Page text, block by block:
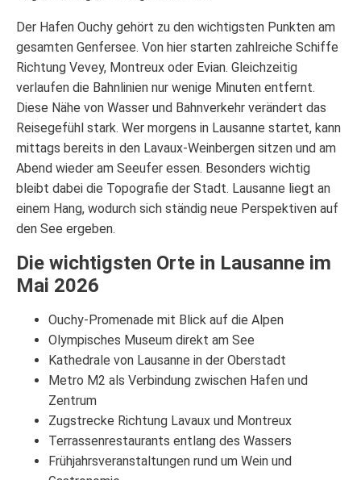
Der Hafen Ouchy gehört zu den wichtigsten Punkten am
gesamten Genfersee. Von hier starten zahlreiche Schiffe
Richtung Vevey, Montreux oder Evian. Gleichzeitig
verlaufen die Bahnlinien nur wenige Minuten entfernt.
Diese Nähe von Wasser und Bahnverkehr verändert das
Reisegefühl stark. Wer morgens in Lausanne startet, kann
mittags bereits in den Lavaux-Weinbergen sitzen und am
Abend wieder am Seeufer essen. Besonders wichtig
bleibt dabei die Topografie der Stadt. Lausanne liegt an
einem Hang, wodurch sich ständig neue Perspektiven auf
den See ergeben.
Die wichtigsten Orte in Lausanne im
Mai 2026
Ouchy-Promenade mit Blick auf die Alpen
Olympisches Museum direkt am See
Kathedrale von Lausanne in der Oberstadt
Metro M2 als Verbindung zwischen Hafen und
Zentrum
Zugstrecke Richtung Lavaux und Montreux
Terrassenrestaurants entlang des Wassers
Frühjahrsveranstaltungen rund um Wein und